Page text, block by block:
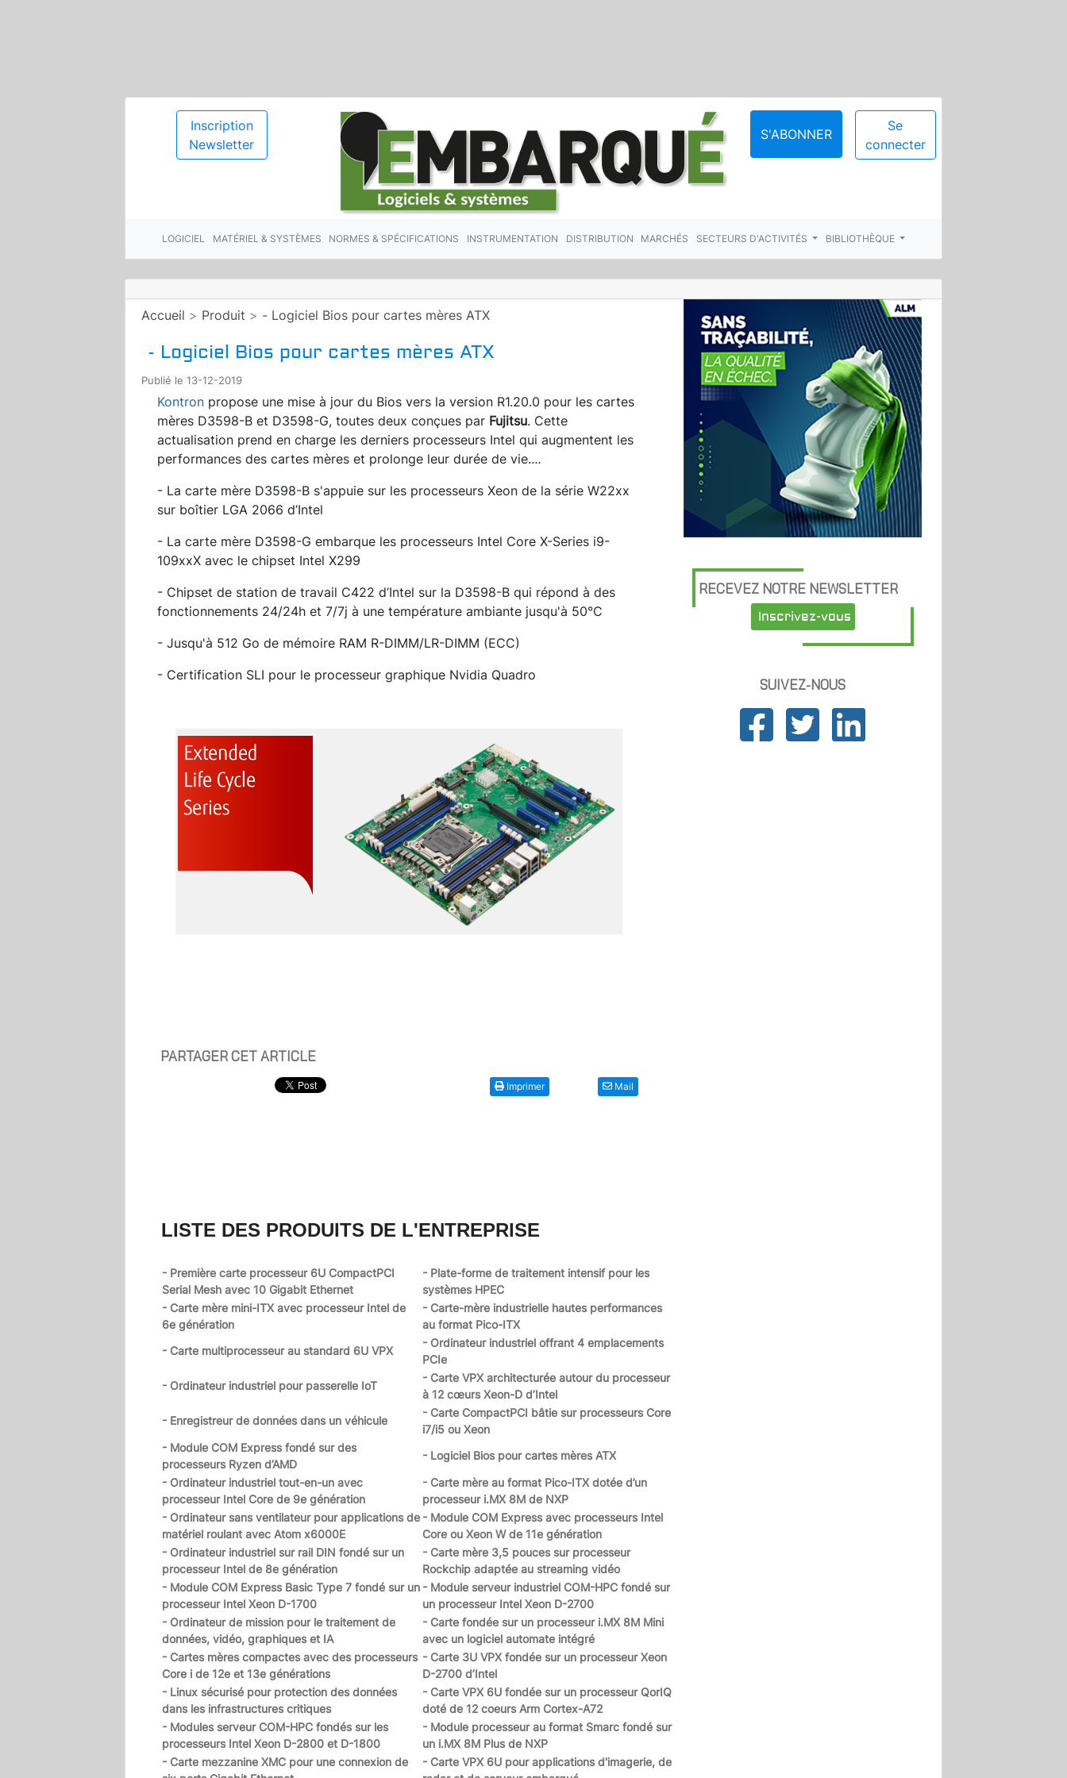
Inscription
Newsletter
S'ABONNER
Se
connecter
LOGICIEL MATÉRIEL & SYSTÈMES NORMES & SPÉCIFICATIONS INSTRUMENTATION DISTRIBUTION MARCHÉS SECTEURS D'ACTIVITÉS BIBLIOTHÈQUE
Accueil > Produit > - Logiciel Bios pour cartes mères ATX
- Logiciel Bios pour cartes mères ATX
Publié le 13-12-2019
Kontron propose une mise à jour du Bios vers la version R1.20.0 pour les cartes
mères D3598-B et D3598-G, toutes deux conçues par Fujitsu. Cette
actualisation prend en charge les derniers processeurs Intel qui augmentent les
performances des cartes mères et prolonge leur durée de vie....
- La carte mère D3598-B s'appuie sur les processeurs Xeon de la série W22xx
sur boîtier LGA 2066 d’Intel
- La carte mère D3598-G embarque les processeurs Intel Core X-Series i9-
109xxX avec le chipset Intel X299
- Chipset de station de travail C422 d’Intel sur la D3598-B qui répond à des
fonctionnements 24/24h et 7/7j à une température ambiante jusqu'à 50°C
- Jusqu'à 512 Go de mémoire RAM R-DIMM/LR-DIMM (ECC)
- Certification SLI pour le processeur graphique Nvidia Quadro
PARTAGER CET ARTICLE
Imprimer Mail
LISTE DES PRODUITS DE L'ENTREPRISE
- Première carte processeur 6U CompactPCI
Serial Mesh avec 10 Gigabit Ethernet
- Plate-forme de traitement intensif pour les
systèmes HPEC
- Carte mère mini-ITX avec processeur Intel de
6e génération
- Carte-mère industrielle hautes performances
au format Pico-ITX
- Carte multiprocesseur au standard 6U VPX
- Ordinateur industriel offrant 4 emplacements
PCIe
- Ordinateur industriel pour passerelle IoT
- Carte VPX architecturée autour du processeur
à 12 cœurs Xeon-D d’Intel
- Enregistreur de données dans un véhicule
- Carte CompactPCI bâtie sur processeurs Core
i7/i5 ou Xeon
- Module COM Express fondé sur des
processeurs Ryzen d’AMD
- Logiciel Bios pour cartes mères ATX
- Ordinateur industriel tout-en-un avec
processeur Intel Core de 9e génération
- Carte mère au format Pico-ITX dotée d’un
processeur i.MX 8M de NXP
- Ordinateur sans ventilateur pour applications de
matériel roulant avec Atom x6000E
- Module COM Express avec processeurs Intel
Core ou Xeon W de 11e génération
- Ordinateur industriel sur rail DIN fondé sur un
processeur Intel de 8e génération
- Carte mère 3,5 pouces sur processeur
Rockchip adaptée au streaming vidéo
- Module COM Express Basic Type 7 fondé sur un
processeur Intel Xeon D-1700
- Module serveur industriel COM-HPC fondé sur
un processeur Intel Xeon D-2700
- Ordinateur de mission pour le traitement de
données, vidéo, graphiques et IA
- Carte fondée sur un processeur i.MX 8M Mini
avec un logiciel automate intégré
- Cartes mères compactes avec des processeurs
Core i de 12e et 13e générations
- Carte 3U VPX fondée sur un processeur Xeon
D-2700 d’Intel
- Linux sécurisé pour protection des données
dans les infrastructures critiques
- Carte VPX 6U fondée sur un processeur QorIQ
doté de 12 coeurs Arm Cortex-A72
- Modules serveur COM-HPC fondés sur les
processeurs Intel Xeon D-2800 et D-1800
- Module processeur au format Smarc fondé sur
un i.MX 8M Plus de NXP
- Carte mezzanine XMC pour une connexion de
- Carte VPX 6U pour applications d'imagerie, de
RECEVEZ NOTRE NEWSLETTER
Inscrivez-vous
SUIVEZ-NOUS